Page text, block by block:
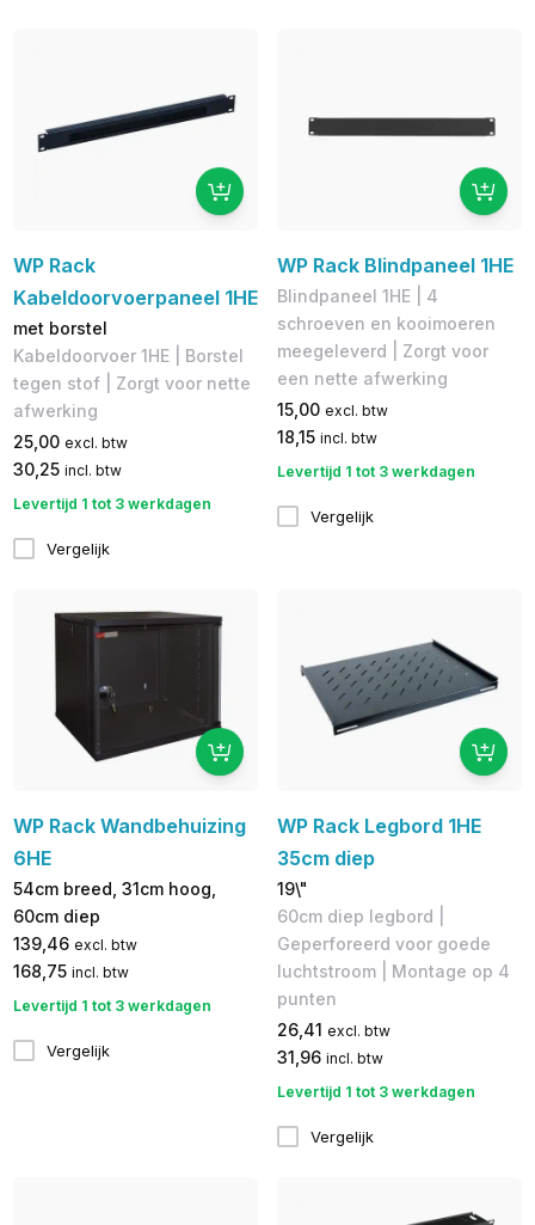
WP Rack
Kabeldoorvoerpaneel 1HE
met borstel
Kabeldoorvoer 1HE | Borstel
tegen stof | Zorgt voor nette
afwerking
25,00 excl. btw
30,25 incl. btw
Levertijd 1 tot 3 werkdagen
Vergelijk
WP Rack Blindpaneel 1HE
Blindpaneel 1HE | 4
schroeven en kooimoeren
meegeleverd | Zorgt voor
een nette afwerking
15,00 excl. btw
18,15 incl. btw
Levertijd 1 tot 3 werkdagen
Vergelijk
WP Rack Wandbehuizing
6HE
54cm breed, 31cm hoog,
60cm diep
139,46 excl. btw
168,75 incl. btw
Levertijd 1 tot 3 werkdagen
Vergelijk
WP Rack Legbord 1HE
35cm diep
19\"
60cm diep legbord |
Geperforeerd voor goede
luchtstroom | Montage op 4
punten
26,41 excl. btw
31,96 incl. btw
Levertijd 1 tot 3 werkdagen
Vergelijk